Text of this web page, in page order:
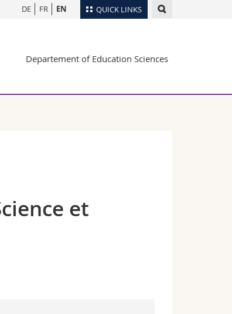
QUICK LINKS
Maps/Orientation
Webmail
DE FR EN
Departement of Education Sciences
et